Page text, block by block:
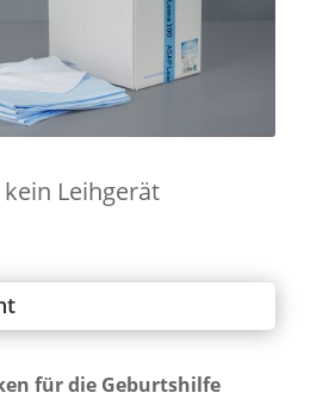
kein Leihgerät
für die Geburtshilfe